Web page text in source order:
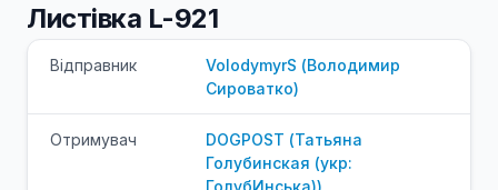
Листівка L-921
Відправник VolodymyrS (Володимир
Сироватко)
Отримувач DOGPOST (Татьяна
Голубинская (укр:
ГолубИнська))